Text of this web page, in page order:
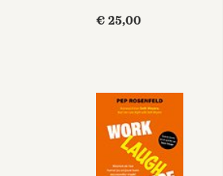
De wereld is rond -
herziene uitgave
€ 25,00